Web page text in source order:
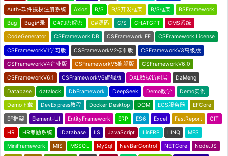
Auth-软件授权注册系统 Axios B/S B/S开发框架 B/S框架 BSFramework
Bug Bug记录 C#加密解密 C#源码 C/S CHATGPT CMS系统
CodeGenerator CSFramework.DB CSFramework.EF CSFramework.License
CSFrameworkV1学习版 CSFrameworkV2标准版 CSFrameworkV3高级版
CSFrameworkV4企业版 CSFrameworkV5旗舰版 CSFrameworkV6.0
CSFrameworkV6.1 CSFrameworkV6旗舰版 DAL数据访问层 DaMeng
Database datalock DbFramework DeepSeek Demo教学 Demo实例
Demo下载 DevExpress教程 Docker Desktop DOM ECS服务器 EFCore
EF框架 Element-UI EntityFramework ERP ES6 Excel FastReport GIT
HR HR考勤系统 IDatabase IIS JavaScript LinERP LINQ MES
MiniFramework MIS MSSQL MySql NavBarControl NETCore Node.JS